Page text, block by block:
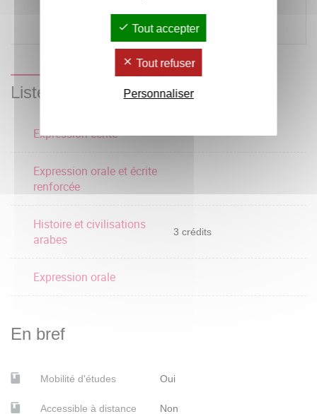
culturelles dans une
perspective comparatiste
Liste des enseignements
Expression écrite
Expression orale et écrite
renforcée
Histoire et civilisations
arabes
3 crédits
Expression orale
En bref
Mobilité d'études Oui
Accessible à distance Non
Tout accepter
Tout refuser
Personnaliser